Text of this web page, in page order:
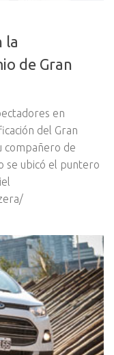
la
de Gran
en
del Gran
compañero de
se ubicó el puntero